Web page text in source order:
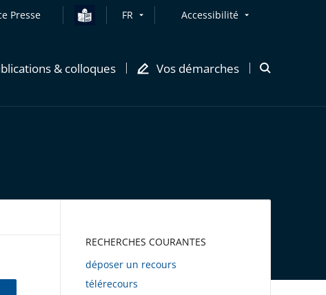
Presse FR Accessibilité
& colloques Vos démarches
Ouvrir
RECHERCHES COURANTES
déposer un recours
télérecours